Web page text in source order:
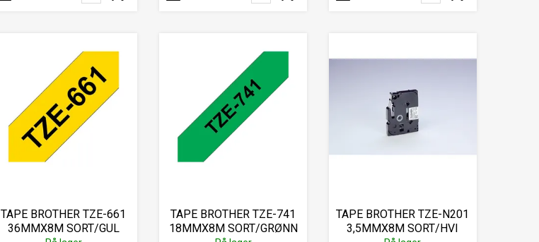
TAPE BROTHER TZE-661
36MMX8M SORT/GUL
TAPE BROTHER TZE-741
18MMX8M SORT/GRØNN
TAPE BROTHER TZE-N201
3,5MMX8M SORT/HVI